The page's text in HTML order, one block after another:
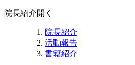
院長紹介開く
院長紹介
活動報告
書籍紹介